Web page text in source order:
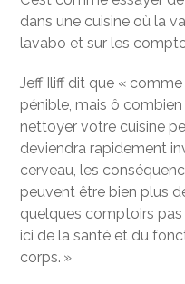
dans une cuisine où la
lavabo et sur les
Jeff Iliff dit que « comme
pénible, mais ô
nettoyer votre cuisine
deviendra rapidement
cerveau, les
peuvent être bien plus
quelques comptoirs
ici de la santé et du
corps. »